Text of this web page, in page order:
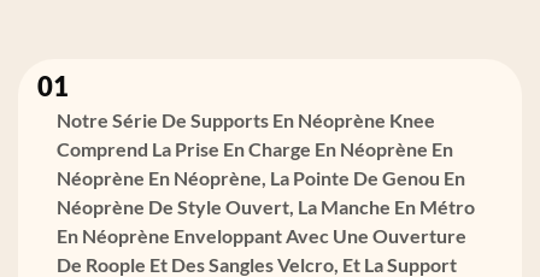
01
Notre Série De Supports En Néoprène Knee
Comprend La Prise En Charge En Néoprène En
Néoprène En Néoprène, La Pointe De Genou En
Néoprène De Style Ouvert, La Manche En Métro
En Néoprène Enveloppant Avec Une Ouverture
De Roople Et Des Sangles Velcro, Et La Support